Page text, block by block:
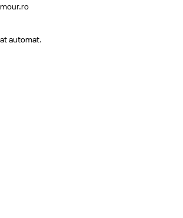
automat.